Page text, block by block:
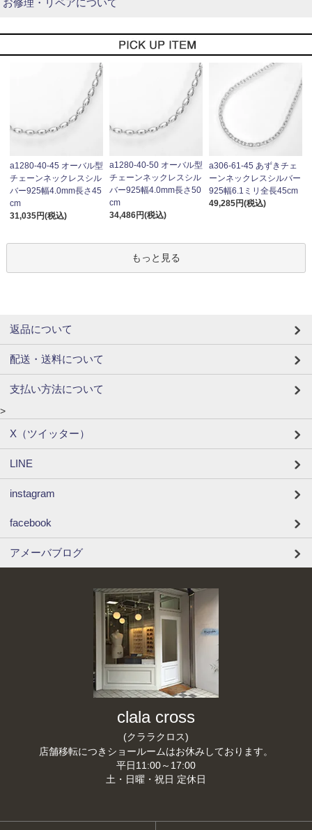
お修理・リペアについて
a1280-40-45 オーバル型
チェーンネックレスシル
バー925幅4.0mm長さ45
cm
31,035円(税込)
a1280-40-50 オーバル型
チェーンネックレスシル
バー925幅4.0mm長さ50
cm
34,486円(税込)
a306-61-45 あずきチェ
ーンネックレスシルバー
925幅6.1ミリ全長45cm
49,285円(税込)
もっと見る
返品について
配送・送料について
支払い方法について
>
X（ツイッター）
LINE
instagram
facebook
アメーバブログ
clala cross
(クララクロス)
店舗移転につきショールームはお休みしております。
平日11:00～17:00
土・日曜・祝日 定休日